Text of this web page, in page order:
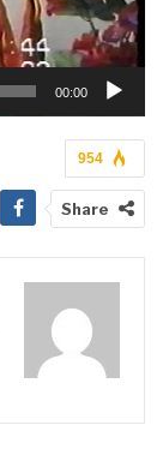
00:00
954
Share